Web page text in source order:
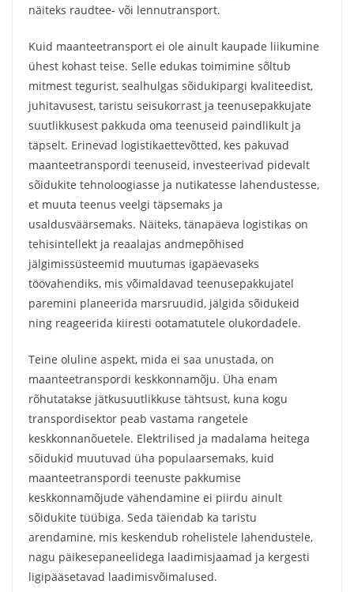
näiteks raudtee- või lennutransport.
Kuid maanteetransport ei ole ainult kaupade liikumine
ühest kohast teise. Selle edukas toimimine sõltub
mitmest tegurist, sealhulgas sõidukipargi kvaliteedist,
juhitavusest, taristu seisukorrast ja teenusepakkujate
suutlikkusest pakkuda oma teenuseid paindlikult ja
täpselt. Erinevad logistikaettevõtted, kes pakuvad
maanteetranspordi teenuseid, investeerivad pidevalt
sõidukite tehnoloogiasse ja nutikatesse lahendustesse,
et muuta teenus veelgi täpsemaks ja
usaldusväärsemaks. Näiteks, tänapäeva logistikas on
tehisintellekt ja reaalajas andmepõhised
jälgimissüsteemid muutumas igapäevaseks
töövahendiks, mis võimaldavad teenusepakkujatel
paremini planeerida marsruudid, jälgida sõidukeid
ning reageerida kiiresti ootamatutele olukordadele.
Teine oluline aspekt, mida ei saa unustada, on
maanteetranspordi keskkonnamõju. Üha enam
rõhutatakse jätkusuutlikkuse tähtsust, kuna kogu
transpordisektor peab vastama rangetele
keskkonnanõuetele. Elektrilised ja madalama heitega
sõidukid muutuvad üha populaarsemaks, kuid
maanteetranspordi teenuste pakkumise
keskkonnamõjude vähendamine ei piirdu ainult
sõidukite tüübiga. Seda täiendab ka taristu
arendamine, mis keskendub rohelistele lahendustele,
nagu päikesepaneelidega laadimisjaamad ja kergesti
ligipääsetavad laadimisvõimalused.